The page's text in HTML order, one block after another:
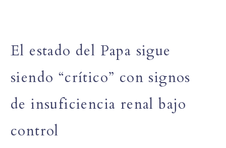
El estado del Papa sigue
siendo “crítico” con signos
de insuficiencia renal bajo
control